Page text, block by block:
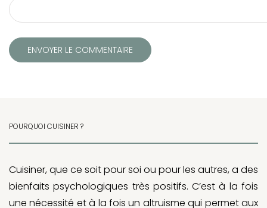
POURQUOI CUISINER ?
Cuisiner, que ce soit pour soi ou pour les autres, a des
bienfaits psychologiques très positifs. C’est à la fois
une nécessité et à la fois un altruisme qui permet aux